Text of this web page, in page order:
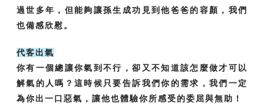
過世多年，但能夠讓孫生成功見到他爸爸的容顏，我們
也備感欣慰。
代客出氣
你有一個總讓你氣到不行，卻又不知道該怎麼做才可以
解氣的人嗎？這時候只要告訴我們你的需求，我們一定
為你出一口惡氣，讓他也體驗你所感受的委屈與無助！